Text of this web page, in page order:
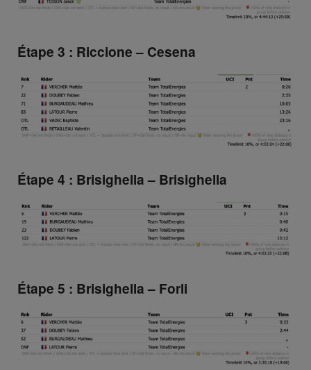
Étape 3 : Riccione – Cesena
Étape 4 : Brisighella – Brisighella
Étape 5 : Brisighella – Forli